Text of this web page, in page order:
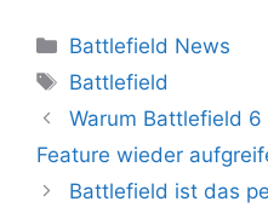
Kategorien
Battlefield News
Schlagwörter
Battlefield
Warum Battlefield
Feature wieder
Battlefield ist das